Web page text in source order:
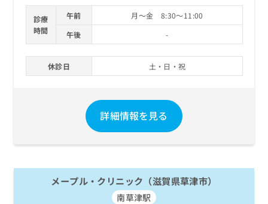
診療
時間
午前
月～金 8:30～11:00
午後
-
休診日 土・日・祝
詳細情報を見る
メープル・クリニック（滋賀県草津市）
南草津駅